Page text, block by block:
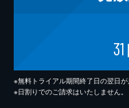
31
※無料トライアル期間終了日の翌日
※日割りでのご請求はいたしません。